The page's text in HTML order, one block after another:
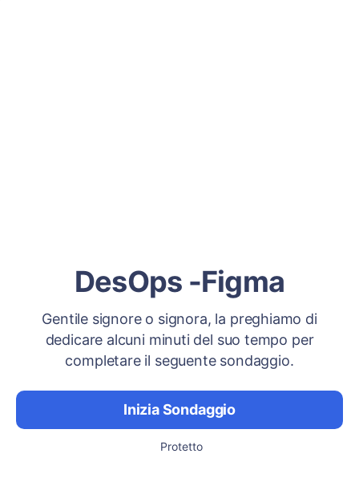
DesOps -Figma
Gentile signore o signora, la preghiamo di
dedicare alcuni minuti del suo tempo per
completare il seguente sondaggio.
Inizia Sondaggio
Protetto